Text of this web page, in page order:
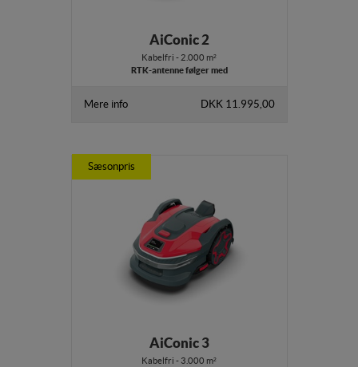
AiConic 2
Kabelfri - 2.000 m²
RTK-antenne følger med
Mere info DKK 11.995,00
Sæsonpris
AiConic 3
Kabelfri - 3.000 m²